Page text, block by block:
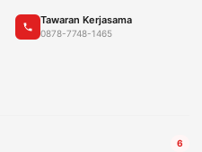
Tawaran Kerjasama
0878-7748-1465
6